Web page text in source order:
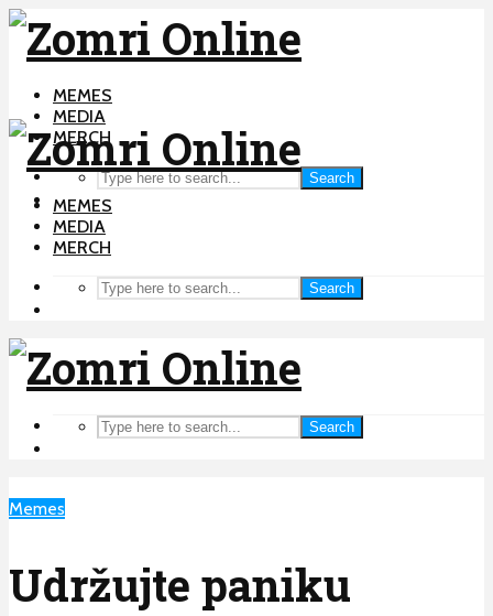
MEMES
MEDIA
MERCH
Search
MEMES
MEDIA
MERCH
Search
Search
Memes
Udržujte paniku